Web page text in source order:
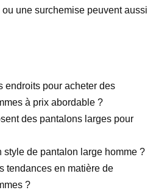
une surchemise peuvent aussi
endroits pour acheter des
à prix abordable ?
des pantalons larges pour
style de pantalon large homme ?
tendances en matière de
?